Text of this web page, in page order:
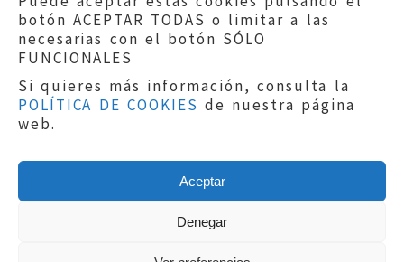
botón ACEPTAR TODAS o limitar a las
necesarias con el botón SÓLO
FUNCIONALES
Si quieres más información, consulta la
POLÍTICA DE COOKIES de nuestra página
web.
Aceptar
Denegar
Aviso legal|Política de privacidad|
Protección de Datos
Política de cookies
Copyright © 2019El Justicia de Aragón|
Sephor Consulting